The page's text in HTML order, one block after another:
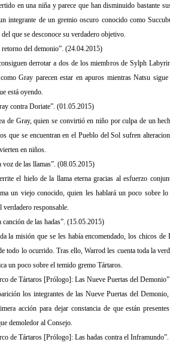
en una niña y parece que han disminuido bastante
integrante de un gremio oscuro conocido como
que se desconoce su verdadero objetivo.
retorno del demonio”. (24.04.2015)
derrotar a dos de los miembros de Sylph
Gray parecen estar en apuros mientras Natsu sigue
está oyendo.
contra Doriate”. (01.05.2015)
de Gray, quien se convirtió en niño por culpa de un
que se encuentran en el Pueblo del Sol sufren
en niños.
voz de las llamas”. (08.05.2015)
el hielo de la llama eterna gracias al esfuerzo
un viejo conocido, quien les hablará un poco sobre
verdadero responsable.
canción de las hadas”. (15.05.2015)
la misión que se les había encomendado, los chicos de
todo lo ocurrido. Tras ello, Warrod les cuenta toda la
un poco sobre el temido gremo Tártaros.
de Tártaros [Prólogo]: Las Nueve Puertas del
los integrantes de las Nueve Puertas del
acción para dejar constancia de que están
demoledor al Consejo.
de Tártaros [Prólogo]: Las hadas contra el